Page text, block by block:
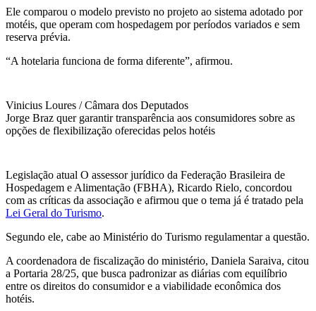
Ele comparou o modelo previsto no projeto ao sistema adotado por
motéis, que operam com hospedagem por períodos variados e sem
reserva prévia.
“A hotelaria funciona de forma diferente”, afirmou.
Vinicius Loures / Câmara dos Deputados
Jorge Braz quer garantir transparência aos consumidores sobre as
opções de flexibilização oferecidas pelos hotéis
Legislação atual O assessor jurídico da Federação Brasileira de
Hospedagem e Alimentação (FBHA), Ricardo Rielo, concordou
com as críticas da associação e afirmou que o tema já é tratado pela
Lei Geral do Turismo.
Segundo ele, cabe ao Ministério do Turismo regulamentar a questão.
A coordenadora de fiscalização do ministério, Daniela Saraiva, citou
a Portaria 28/25, que busca padronizar as diárias com equilíbrio
entre os direitos do consumidor e a viabilidade econômica dos
hotéis.